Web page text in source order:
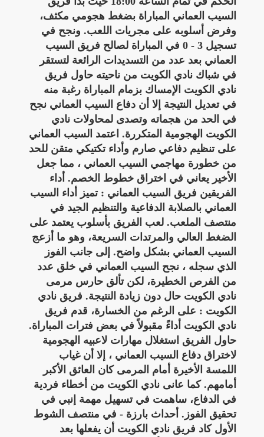
السيب العماني المباراة بضغط هجومي مكثف،
وفرض أسلوبه على مجريات اللعب. ونجح في
تسجيل 3 - 0 في المباراة لصالح فريق السيب
العماني بعد عدد من التسديدات الرائعة لتستقر
في شباك نادي الكويت من ناحيته حاول فريق
نادي الكويت الإمساك بزمام المباراة رغبة منه
في تعديل النتيجة إلا أن دفاع السيب العماني نجح
في الحد من هجماته وتصدى لمحاولات نادي
الكويت الهجومية المتكررة. اعتمد السيب العماني
على تنظيم دفاعي صارم وأداء تكتيكي متقن للحد
من خطورة مهاجمي السيب العماني ، مما جعل
الأخير يعاني في اختراق خطوط الخصم. أداء
الفريقين فريق السيب العماني : تميز أداء السيب
العماني بالصلابة الدفاعية والتنظيم الجيد في
منتصف الملعب. لعب الفريق بأسلوب يعتمد على
الضغط العالي والمرتدات السريعة، وهو ما أزعج
السيب العماني بشكل واضح. إلى جانب الفوز
الذي سجله ، نجح السيب العماني في خلق عدد
من الفرص الخطيرة، لكن تألق حارس مرمى
نادي الكويت حال دون زيادة النتيجة. فريق نادي
الكويت : على الرغم من الخسارة، قدم فريق
نادي الكويت أداءً مقبولاً في بعض فترات المباراة.
حاول الفريق استغلال مهارات لاعبيه الهجومية
لاختراق دفاع السيب العماني ، إلا أن غياب
اللمسة الأخيرة أمام المرمى كان العائق الأكبر
أمامهم. كما عانى نادي الكويت من أخطاء فردية
في الدفاع، ساهمت في تسهيل مهمة إنبي في
تحقيق الفوز. أحداث بارزة - في منتصف الشوط
الأول كاد فريق نادي الكويت أن يفعلها بعد